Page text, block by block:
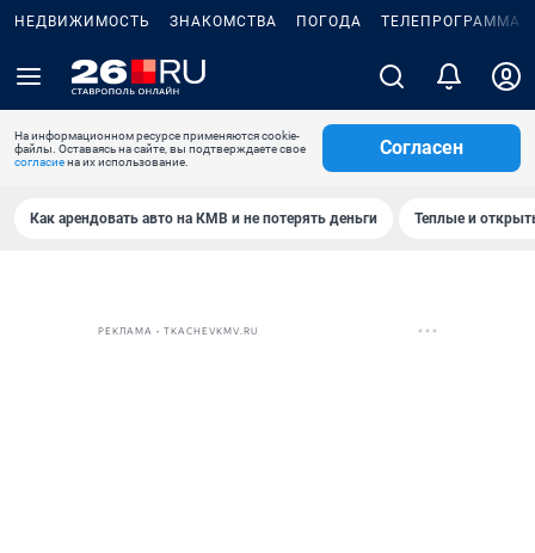
НЕДВИЖИМОСТЬ ЗНАКОМСТВА ПОГОДА ТЕЛЕПРОГРАММА
На информационном ресурсе применяются cookie-
файлы. Оставаясь на сайте, вы подтверждаете свое
согласиена их использование.
Согласен
Как арендовать авто на КМВ и не потерять деньги Теплые и
РЕКЛАМА • TKACHEVKMV.RU